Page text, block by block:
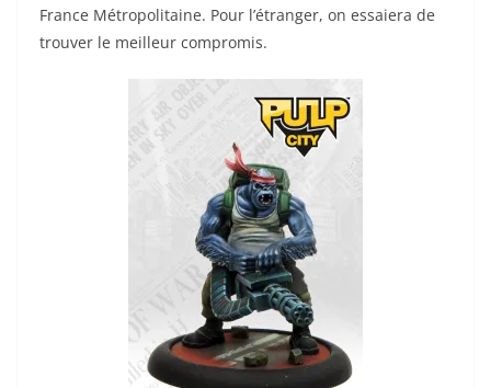
France Métropolitaine. Pour l’étranger, on essaiera de
trouver le meilleur compromis.